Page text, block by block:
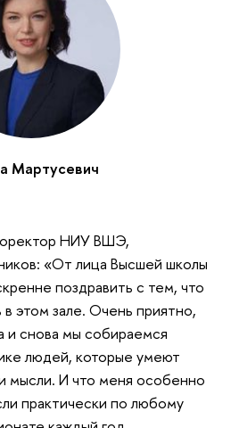
Мартусевич
НИУ ВШЭ,
«От лица Высшей школы
поздравить с тем, что
этом зале. Очень приятно,
и снова мы собираемся
людей, которые умеют
мысли. И что меня особенно
практически по любому